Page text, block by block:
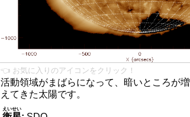
👈 お気に入りのアイコンをクリック！
活動領域がまばらになって、暗いところが増
えてきた太陽です。
えいせい